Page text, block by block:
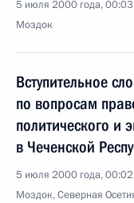
5 июля 2000 года, 00:03
Моздок
Вступительное
по вопросам
политического и
в Чеченской
5 июля 2000 года, 00:02
Моздок, Северная